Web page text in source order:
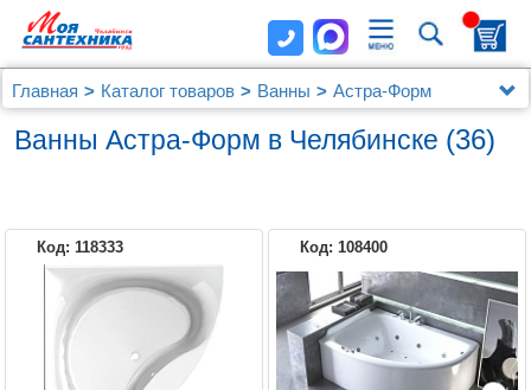
Главная Каталог товаров Ванны Астра-Форм
Ванны Астра-Форм в Челябинске (36)
Код: 118333 Код: 108400